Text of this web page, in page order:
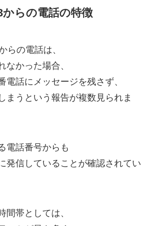
からの電話の特徴
らの電話は、
なかった場合、
電話にメッセージを残さず、
まうという報告が複数見られま
電話番号からも
発信していることが確認されてい
間帯としては、